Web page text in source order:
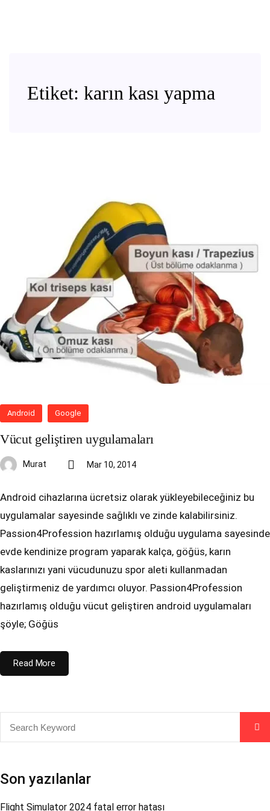
Etiket: karın kası yapma
Android Google
Vücut geliştiren uygulamaları
Murat Mar 10, 2014
Android cihazlarına ücretsiz olarak yükleyebileceğiniz bu
uygulamalar sayesinde sağlıklı ve zinde kalabilirsiniz.
Passion4Profession hazırlamış olduğu uygulama sayesinde
evde kendinize program yaparak kalça, göğüs, karın
kaslarınızı yani vücudunuzu spor aleti kullanmadan
geliştirmeniz de yardımcı oluyor. Passion4Profession
hazırlamış olduğu vücut geliştiren android uygulamaları
şöyle; Göğüs
Read More
Son yazılanlar
Flight Simulator 2024 fatal error hatası